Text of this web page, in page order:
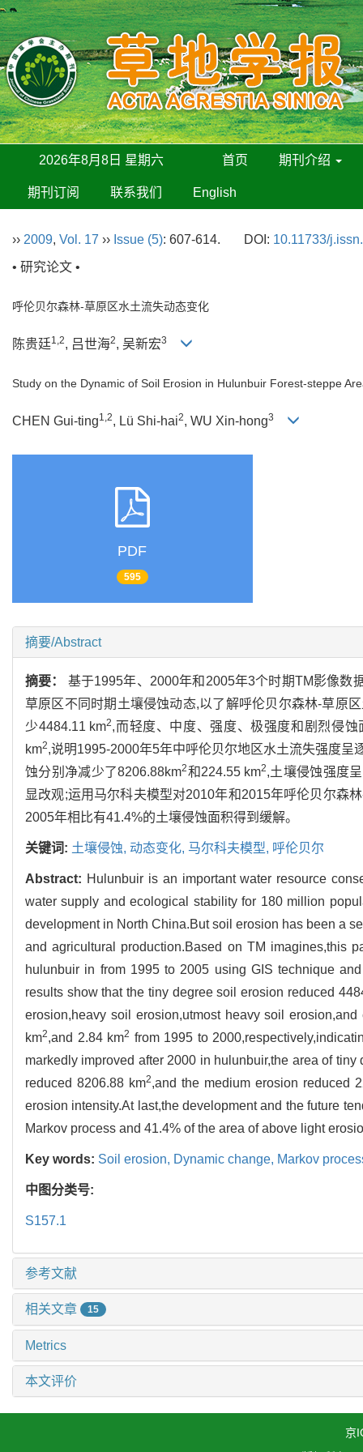
2026年8月8日 星期六 首页 期刊介绍
期刊订阅 联系我们 English
›› 2009, Vol. 17 ›› Issue (5): 607-614. DOI: 10.11733/
• 研究论文 •
呼伦贝尔森林-草原区水土流失动态变化
陈贵廷1,2, 吕世海2, 吴新宏3
Study on the Dynamic of Soil Erosion in Hulunbuir Forest-steppe
CHEN Gui-ting1,2, Lü Shi-hai2, WU Xin-hong3
PDF
595
摘要/Abstract
摘要： 基于1995年、2000年和2005年3个时期TM影像数
草原区不同时期土壤侵蚀动态,以了解呼伦贝尔森林-草原
少4484.11 km2,而轻度、中度、强度、极强度和剧烈侵蚀
km2,说明1995-2000年5年中呼伦贝尔地区水土流失强度
蚀分别净减少了8206.88km2和224.55 km2,土壤侵蚀强度
显改观;运用马尔科夫模型对2010年和2015年呼伦贝尔森
2005年相比有41.4%的土壤侵蚀面积得到缓解。
关键词: 土壤侵蚀, 动态变化, 马尔科夫模型, 呼伦贝尔
Abstract: Hulunbuir is an important water resource
water supply and ecological stability for 180 million
development in North China.But soil erosion has been a
and agricultural production.Based on TM imagines,this
hulunbuir in from 1995 to 2005 using GIS technique
results show that the tiny degree soil erosion reduced
erosion,heavy soil erosion,utmost heavy soil
km2,and 2.84 km2 from 1995 to
markedly improved after 2000 in hulunbuir,the area of
reduced 8206.88 km2,and the medium erosion reduced
erosion intensity.At last,the development and the future
Markov process and 41.4% of the area of above light
Key words: Soil erosion, Dynamic change, Markov
中图分类号:
S157.1
参考文献
相关文章 15
Metrics
本文评价
京